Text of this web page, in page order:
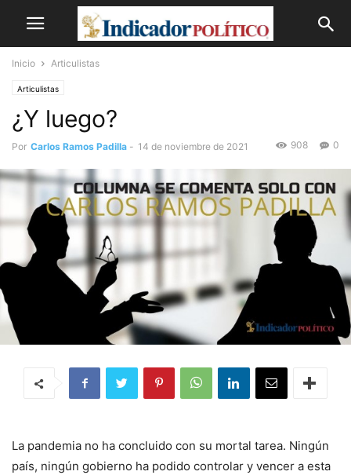
Inicio Articulistas
Articulistas
¿Y luego?
Por Carlos Ramos Padilla - 14 de noviembre de 2021 0
908
La pandemia no ha concluido con su mortal tarea. Ningún
país, ningún gobierno ha podido controlar y vencer a esta